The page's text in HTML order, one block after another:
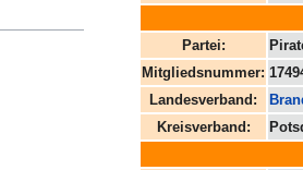
Partei:
Mitgliedsnummer:
Landesverband:
Kreisverband: